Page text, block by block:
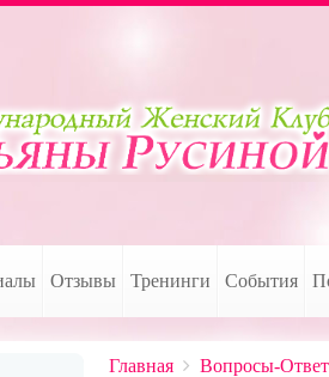
Отзывы Тренинги События
Главная
Вопросы-